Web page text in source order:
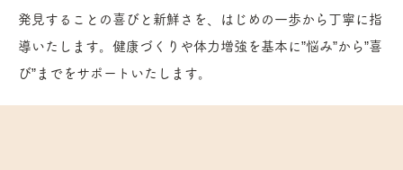
発見することの喜びと新鮮さを、はじめの一歩から丁寧に指
導いたします。健康づくりや体力増強を基本に”悩み”から”喜
び”までをサポートいたします。